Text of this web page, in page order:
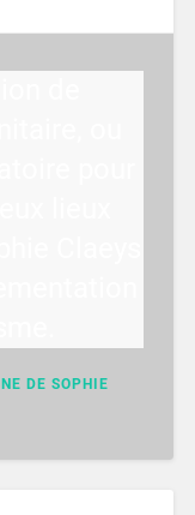
lieux
Claeys
DE SOPHIE